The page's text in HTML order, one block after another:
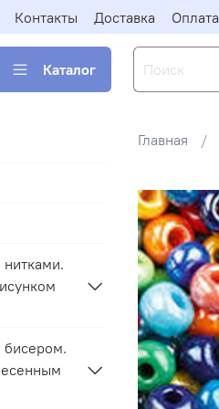
Контакты Доставка Оплата
Каталог
Главная